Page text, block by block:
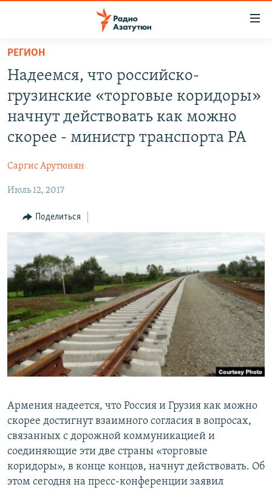
Перейти
основному
содержанию
Перейти
основной
Перейти
НОВОСТИ
ПОЛИТИКА
РЕГИОН
НАГОРНЫЙ КАРАБАХ
КУЛЬТУРА
СПОРТ
АРХИВ
Հայերեն
English
Русский
Все сайты Радио Азатутюн
РЕГИОН
Надеемся, что российско-
грузинские «торговые коридоры»
начнут действовать как можно
скорее - министр транспорта РА
Саргис Арутюнян
Июль 12, 2017
Поделиться
Армения надеется, что Россия и Грузия как можно
скорее достигнут взаимного согласия в вопросах,
связанных с дорожной коммуникацией и
соединяющие эти две страны «торговые
коридоры», в конце концов, начнут действовать. Об
этом сегодня на пресс-конференции заявил